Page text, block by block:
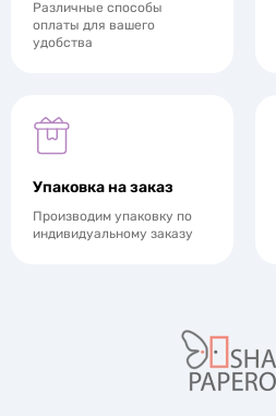
Различные способы
оплаты для вашего
удобства
Упаковка на заказ
Производим упаковку по
индивидуальному заказу